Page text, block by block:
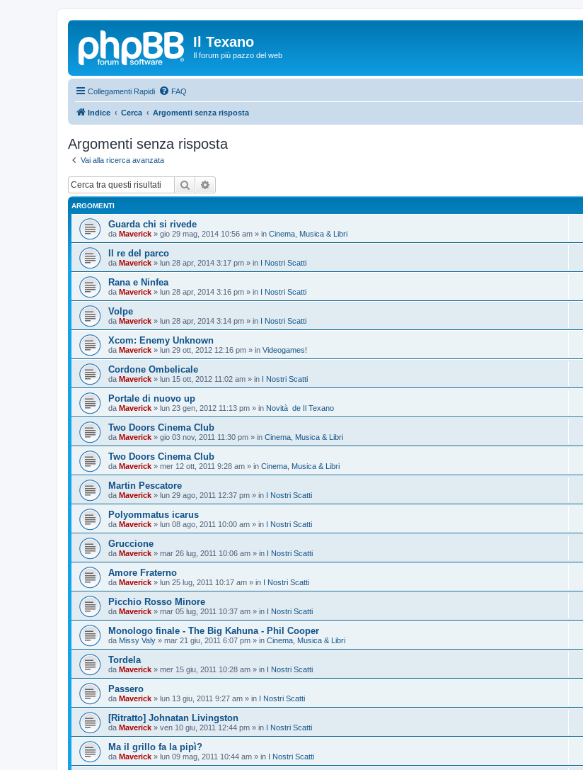
Il Texano
Il forum più pazzo del web
Collegamenti Rapidi FAQ
Indice Cerca Argomenti senza risposta
Argomenti senza risposta
Vai alla ricerca avanzata
Cerca
ARGOMENTI
Guarda chi si rivede
da Maverick » gio 29 mag, 2014 10:56 am » in Cinema, Musica & Libri
Il re del parco
da Maverick » lun 28 apr, 2014 3:17 pm » in I Nostri Scatti
Rana e Ninfea
da Maverick » lun 28 apr, 2014 3:16 pm » in I Nostri Scatti
Volpe
da Maverick » lun 28 apr, 2014 3:14 pm » in I Nostri Scatti
Xcom: Enemy Unknown
da Maverick » lun 29 ott, 2012 12:16 pm » in Videogames!
Cordone Ombelicale
da Maverick » lun 15 ott, 2012 11:02 am » in I Nostri Scatti
Portale di nuovo up
da Maverick » lun 23 gen, 2012 11:13 pm » in Novità de Il Texano
Two Doors Cinema Club
da Maverick » gio 03 nov, 2011 11:30 pm » in Cinema, Musica & Libri
Two Doors Cinema Club
da Maverick » mer 12 ott, 2011 9:28 am » in Cinema, Musica & Libri
Martin Pescatore
da Maverick » lun 29 ago, 2011 12:37 pm » in I Nostri Scatti
Polyommatus icarus
da Maverick » lun 08 ago, 2011 10:00 am » in I Nostri Scatti
Gruccione
da Maverick » mar 26 lug, 2011 10:06 am » in I Nostri Scatti
Amore Fraterno
da Maverick » lun 25 lug, 2011 10:17 am » in I Nostri Scatti
Picchio Rosso Minore
da Maverick » mar 05 lug, 2011 10:37 am » in I Nostri Scatti
Monologo finale - The Big Kahuna - Phil Cooper
da Missy Valy » mar 21 giu, 2011 6:07 pm » in Cinema, Musica & Libri
Tordela
da Maverick » mer 15 giu, 2011 10:28 am » in I Nostri Scatti
Passero
da Maverick » lun 13 giu, 2011 9:27 am » in I Nostri Scatti
[Ritratto] Johnatan Livingston
da Maverick » ven 10 giu, 2011 12:44 pm » in I Nostri Scatti
Ma il grillo fa la pipì?
da Maverick » lun 09 mag, 2011 10:44 am » in I Nostri Scatti